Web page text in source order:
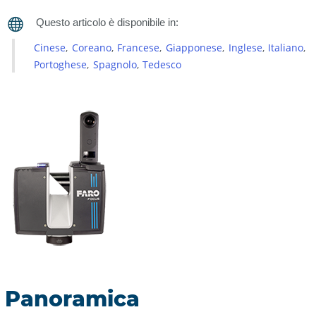
Cinese Coreano Francese Giapponese Inglese Italiano
Portoghese Spagnolo Tedesco
Panoramica